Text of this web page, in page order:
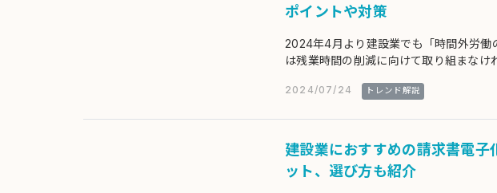
ポイントや対策
2024年4月より建設業でも「時間外労働
は残業時間の削減に向けて取り組まなけ
2024/07/24 トレンド解説
建設業におすすめの請求書電
ット、選び方も紹介